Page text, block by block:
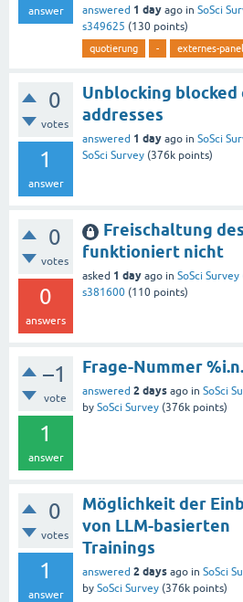
answer answered 1 day ago in SoSci
s349625 (130 points)
quotierung - externes-panel
0
votes
1
answer
Unblocking blocked
addresses
answered 1 day ago in SoSci
SoSci Survey (376k points)
0
votes
0
answers
Freischaltung
funktioniert nicht
asked 1 day ago in SoSci Survey
s381600 (110 points)
–1
vote
1
answer
Frage-Nummer
answered 2 days ago in SoSci
by SoSci Survey (376k points)
0
votes
1
answer
Möglichkeit der
von LLM-basierten
Trainings
answered 2 days ago in SoSci
by SoSci Survey (376k points)